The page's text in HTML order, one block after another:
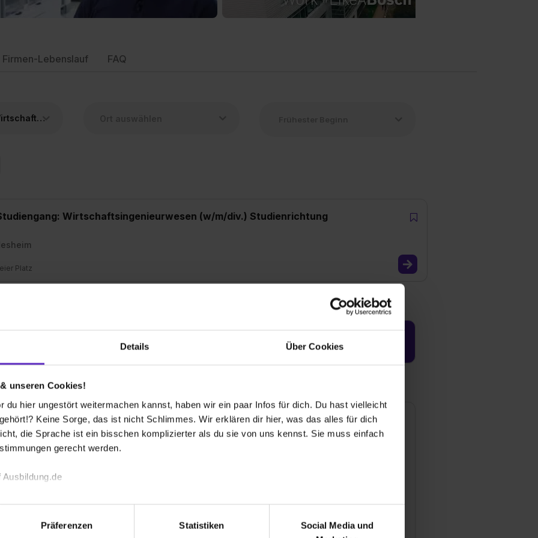
Details Über Cookies
unseren Cookies!
du hier ungestört weitermachen kannst, haben wir ein paar Infos für dich. Du hast vielleicht
Keine Sorge, das ist nicht Schlimmes. Wir erklären dir hier, was das alles für dich
die Sprache ist ein bisschen komplizierter als du sie von uns kennst. Sie muss einfach
gerecht werden.
Funktion unserer Webseite („Notwendig“), um von dir bei Benutzung der
zu speichern ( „Präferenzen“), die Zugriffe auf unsere Webseite zu analysieren
zu deiner Verwendung unserer Website an unsere Partner für soziale Medien, Werbung
Präferenzen Statistiken
Social Media und
Firmen-Lebenslauf FAQ
Duales Studium Wirtschaftsingenieurwesen
Wirtschaftsingenieurwesen (w/m/div.) Studienrichtung
Platz
Jetzt aktivieren
Robert Bosch GmbH - Standort
Hildesheim
Entwicklung. Denn Bosch ist ein Name, der für
Ausbildungs- und Studienkonzepte geht.
oder Deines Studiums ebenso Sozial- wie